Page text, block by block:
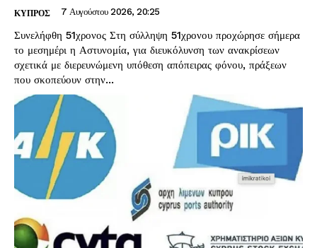
ΚΥΠΡΟΣ 7 Αυγούστου 2026, 20:25
Συνελήφθη 51χρονος Στη σύλληψη 51χρονου προχώρησε σήμερα
το μεσημέρι η Αστυνομία, για διευκόλυνση των ανακρίσεων
σχετικά με διερευνώμενη υπόθεση απόπειρας φόνου, πράξεων
που σκοπεύουν στην...